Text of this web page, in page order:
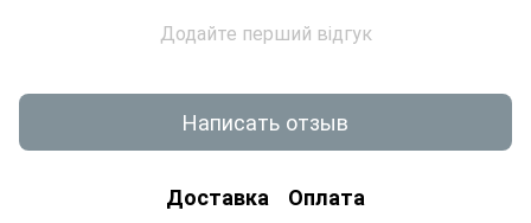
Додайте перший відгук
Написать отзыв
Доставка Оплата